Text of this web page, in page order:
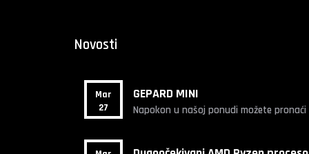
Novosti
Mar
27
GEPARD MINI
Napokon u našoj ponudi možete